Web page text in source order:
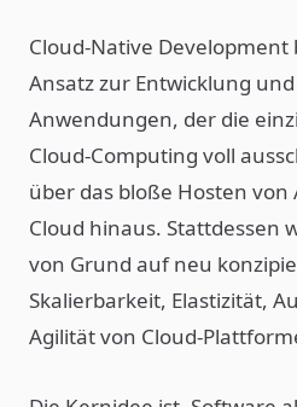
Cloud-Native
Ansatz zur Entwicklung
Anwendungen, der die
Cloud-Computing voll
über das bloße Hosten
Cloud hinaus. Stattdessen
von Grund auf neu
Skalierbarkeit, Elastizität,
Agilität von Cloud-